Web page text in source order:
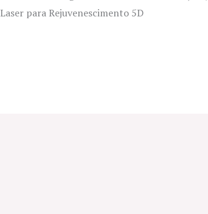
para Rejuvenescimento 5D